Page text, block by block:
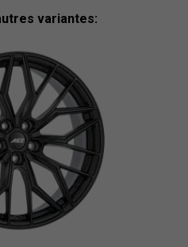
variantes: